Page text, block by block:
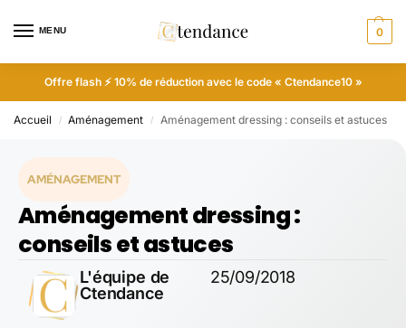
MENU 0
Offre flash ⚡ 10% de réduction avec le code « Ctendance10 »
Accueil / Aménagement / Aménagement dressing : conseils et astuces
AMÉNAGEMENT
Aménagement dressing :
conseils et astuces
L'équipe de
Ctendance
25/09/2018